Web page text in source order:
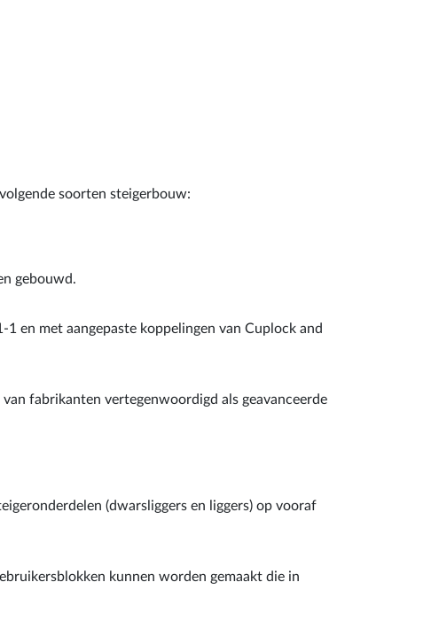
soorten steigerbouw:
gebouwd.
en met aangepaste koppelingen van Cuplock and
fabrikanten vertegenwoordigd als geavanceerde
(dwarsliggers en liggers) op vooraf
kunnen worden gemaakt die in